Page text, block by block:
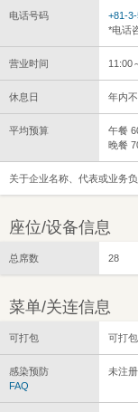
电话号码
+81-
*电话
营业时间 11:00
休息日 年内
平均预算
午餐
晚餐
关于企业名称、代表或业务
座位/设备信息
总席数 28
菜单/关连信息
可打包 可打包
感染预防
FAQ
未注册